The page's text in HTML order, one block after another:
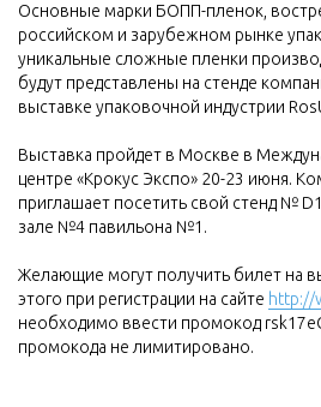
Основные марки БОПП-пленок,
российском и зарубежном рынке
уникальные сложные пленки
будут представлены на стенде
выставке упаковочной индустрии
Выставка пройдет в Москве в
центре «Крокус Экспо» 20-23 июня.
приглашает посетить свой стенд №
зале №4 павильона №1.
Желающие могут получить билет на
этого при регистрации на сайте http://
необходимо ввести промокод
промокода не лимитировано.